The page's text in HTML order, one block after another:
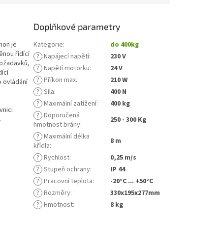
je
řídící
ovládání
Doplňkové parametry
Kategorie:
do 400kg
? Napájecí napětí:
230 V
? Napětí motorku:
24 V
? Příkon max.:
210 W
? Síla:
400 N
? Maximální zatížení:
400 kg
? Doporučená
hmotnost brány:
250 - 300 Kg
? Maximální délka
křídla:
8 m
? Rychlost:
0,25 m/s
? Stupeň ochrany:
IP 44
? Pracovní teplota:
-20°C ... +50°C
? Rozměry:
330x195x277mm
? Hmotnost: 8 kg